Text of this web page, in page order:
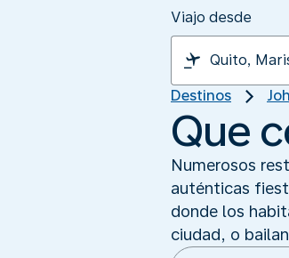
Viajo desde
Destinos
Que
Numerosos
auténticas
donde los
ciudad, o